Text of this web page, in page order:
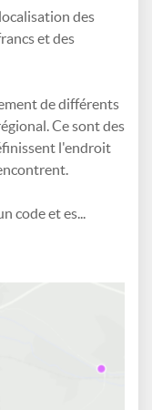
des
et des
de différents
Ce sont des
l'endroit
code et es...